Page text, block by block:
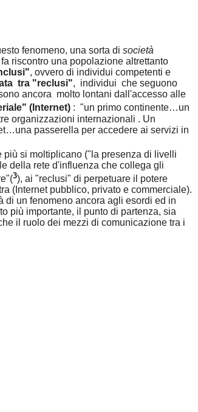
fenomeno, una sorta di società
riscontro una popolazione altrettanto
, ovvero di individui competenti e
tra "reclusi", individui che seguono
ancora molto lontani dall'accesso alle
(Internet) : "un primo continente…un
organizzazioni internazionali . Un
passerella per accedere ai servizi in
più si moltiplicano ("la presenza di livelli
della rete d'influenza che collega gli
3), ai "reclusi" di perpetuare il potere
(Internet pubblico, privato e commerciale).
di un fenomeno ancora agli esordi ed in
più importante, il punto di partenza, sia
il ruolo dei mezzi di comunicazione tra i